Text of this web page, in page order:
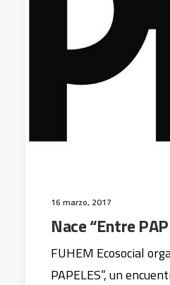
16 marzo, 2017
Nace “Entre
FUHEM Ecosocial
PAPELES”, un